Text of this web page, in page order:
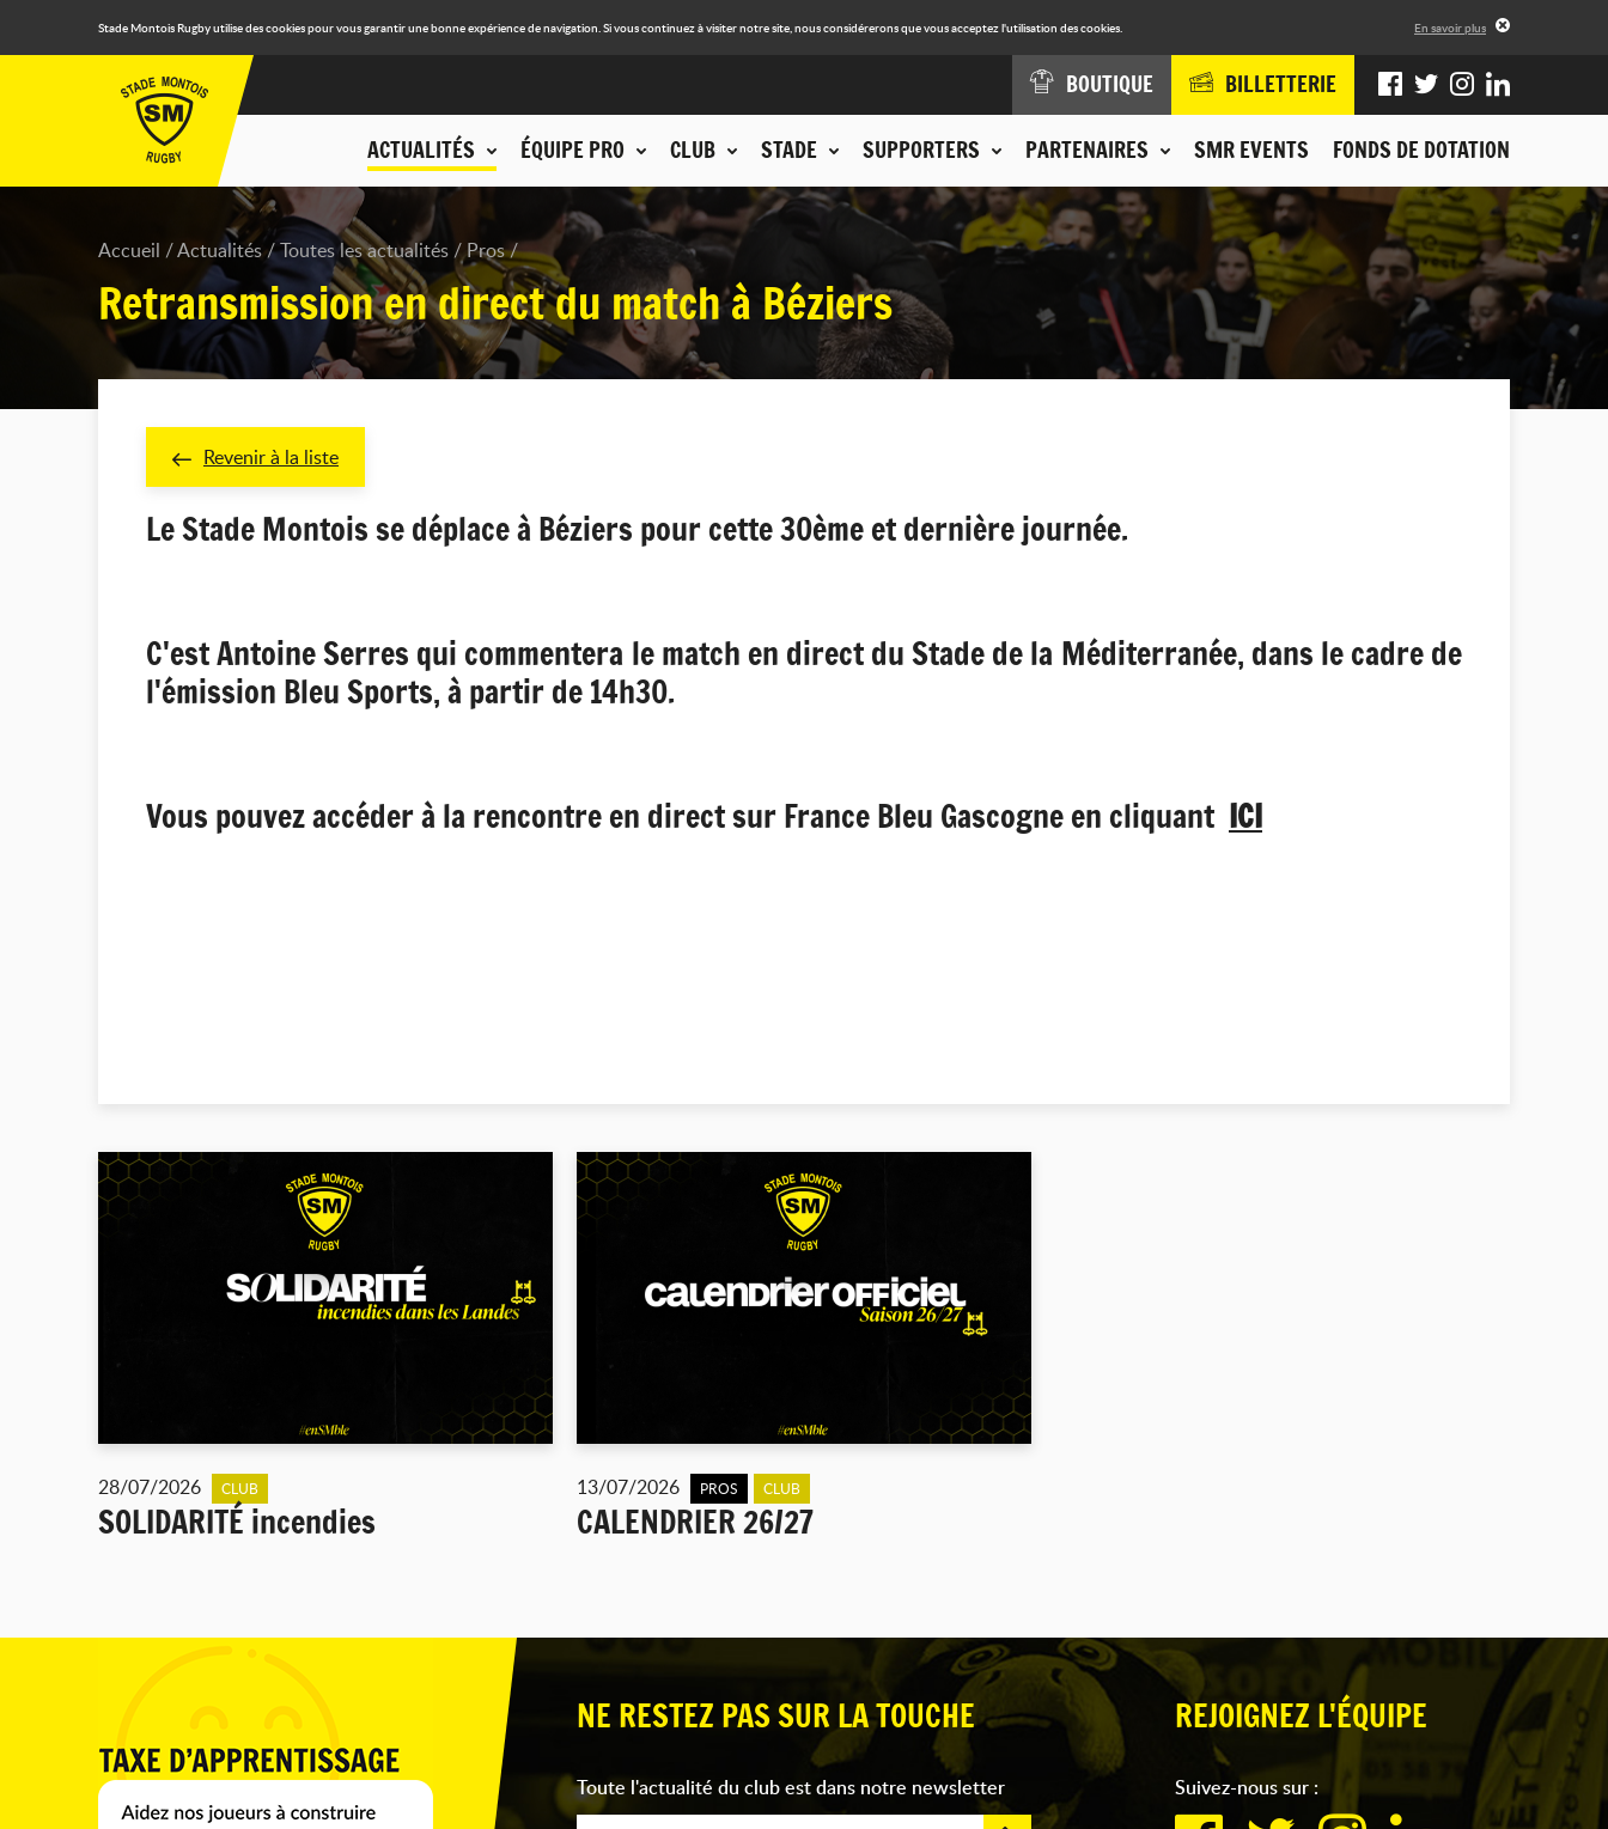
Stade Montois Rugby utilise des cookies pour vous garantir une bonne expérience de navigation. Si vous continuez à visiter notre site, nous considérerons que vous acceptez l'utilisation des cookies. En savoir plus
ACTUALITÉS ÉQUIPE PRO CLUB STADE SUPPORTERS PARTENAIRES SMR EVENTS FONDS DE DOTATION
BOUTIQUE BILLETTERIE
Accueil Actualités Toutes les actualités Pros
Retransmission en direct du match à Béziers
Revenir à la liste
Le Stade Montois se déplace à Béziers pour cette 30ème et dernière journée.
C'est Antoine Serres qui commentera le match en direct du Stade de la Méditerranée, dans le cadre de
l'émission Bleu Sports, à partir de 14h30.
Vous pouvez accéder à la rencontre en direct sur France Bleu Gascogne en cliquant ICI
28/07/2026 CLUB
SOLIDARITÉ incendies
13/07/2026 PROS CLUB
CALENDRIER 26/27
NE RESTEZ PAS SUR LA TOUCHE
Toute l'actualité du club est dans notre newsletter
REJOIGNEZ L'ÉQUIPE
Suivez-nous sur :